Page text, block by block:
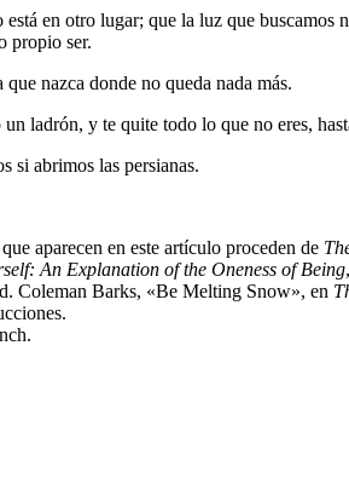
en otro lugar; que la luz que
propio ser.
nazca donde no queda nada más.
ladrón, y te quite todo lo que no eres,
si abrimos las persianas.
aparecen en este artículo proceden de
An Explanation of the Oneness of Being
Coleman Barks, «Be Melting Snow», en